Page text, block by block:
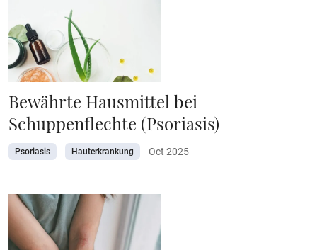
Bewährte Hausmittel bei
Schuppenflechte (Psoriasis)
Psoriasis Hauterkrankung Oct 2025